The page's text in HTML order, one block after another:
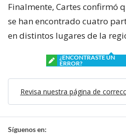
Finalmente, Cartes confirmó
se han encontrado cuatro
en distintos lugares de la
¿ENCONTRASTE UN
ERROR?
Revisa nuestra página de
Síguenos en: